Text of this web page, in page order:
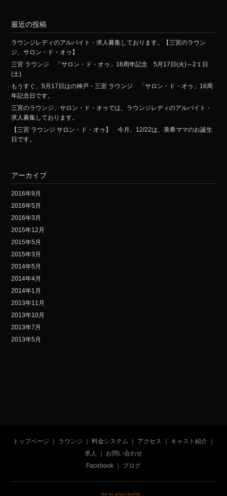
最近の投稿
ラウンジレディのアルバイト・求人募集しております。【三宮のラウン
ジ、サロン・ド・オゥ】
三宮 ラウンジ 「サロン・ド・オゥ」16周年記念 5月17日(火)～2１日
(土)
もうすぐ、5月17日はの神戸・三宮 ラウンジ 「サロン・ド・オゥ」16周
年記念日です。
三宮のラウンジ、サロン・ド・オゥでは、ラウンジレディのアルバイト・
求人募集しております。
【三宮 ラウンジ サロン・ド・オゥ】 今月、12/22は、美希ママのお誕生
日です。
アーカイブ
2016年9月
2016年5月
2016年3月
2015年12月
2015年5月
2015年3月
2014年5月
2014年4月
2014年1月
2013年11月
2013年10月
2013年7月
2013年5月
トップページ ラウンジ 料金システム アクセス キャスト紹介｜
求人
お問い合わせ
Facebook
ブログ